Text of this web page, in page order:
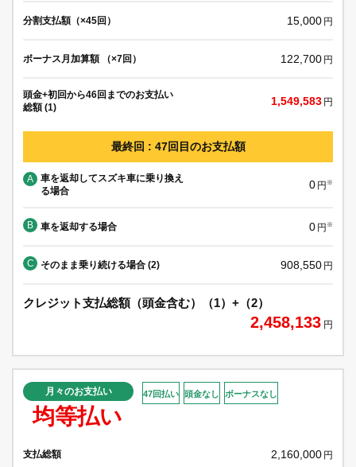
分割支払額（×45回） 15,000 円
ボーナス月加算額 （×7回） 122,700 円
頭金+初回から46回までのお支払い
総額 (1)
1,549,583 円
最終回 : 47回目のお支払額
A
車を返却してスズキ車に乗り換え
る場合
0 円 ※
B 車を返却する場合 0 円 ※
C そのまま乗り続ける場合 (2) 908,550 円
クレジット支払総額（頭金含む）（1）+（2）
2,458,133 円
月々のお支払い
均等払い
47回払い 頭金なし ボーナスなし
支払総額 2,160,000 円